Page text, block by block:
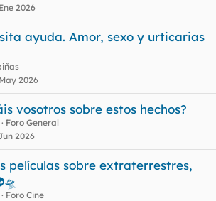
2026
ayuda. Amor, sexo y urticarias
2026
vosotros sobre estos hechos?
Foro General
2026
películas sobre extraterrestres,
Foro Cine